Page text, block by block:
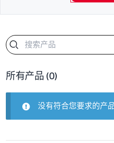
所有产品 (0)
没有符合您要求的产